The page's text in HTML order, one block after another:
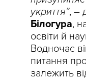
укриття”, –
Білогура,
освіти й
Водночас
питання
залежить